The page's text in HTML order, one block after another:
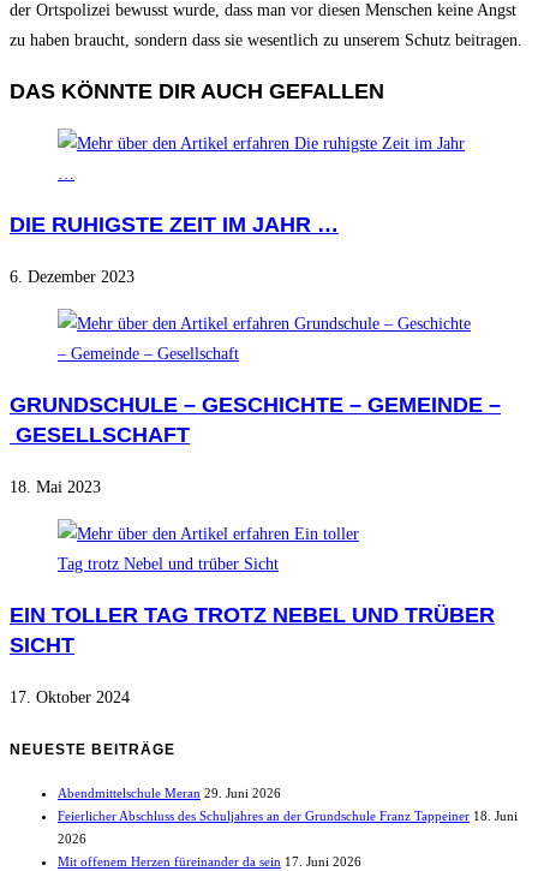
der Ortspolizei bewusst wurde, dass man vor diesen Menschen keine Angst
zu haben braucht, sondern dass sie wesentlich zu unserem Schutz beitragen.
DAS KÖNNTE DIR AUCH GEFALLEN
DIE RUHIGSTE ZEIT IM JAHR …
6. Dezember 2023
GRUNDSCHULE – GESCHICHTE – GEMEINDE –
GESELLSCHAFT
18. Mai 2023
EIN TOLLER TAG TROTZ NEBEL UND TRÜBER
SICHT
17. Oktober 2024
NEUESTE BEITRÄGE
Abendmittelschule Meran 29. Juni 2026
Feierlicher Abschluss des Schuljahres an der Grundschule Franz Tappeiner 18. Juni
2026
Mit offenem Herzen füreinander da sein 17. Juni 2026